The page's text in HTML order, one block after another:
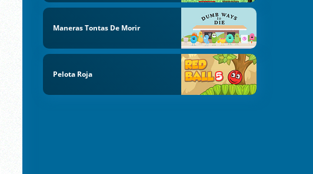
Maneras Tontas De Morir
Pelota Roja